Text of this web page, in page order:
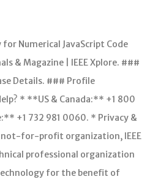
for Numerical JavaScript Code
& Magazine | IEEE Xplore. ###
Details. ### Profile
* **US & Canada:** +1 800
+1 732 981 0060. * Privacy &
not-for-profit organization, IEEE
professional organization
for the benefit of